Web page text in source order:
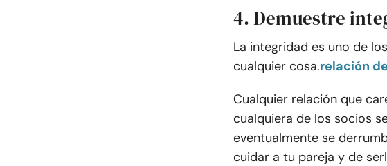
4. Demuestre
La integridad es uno de
cualquier cosa.relación
Cualquier relación que
cualquiera de los socios
eventualmente se
cuidar a tu pareja y de